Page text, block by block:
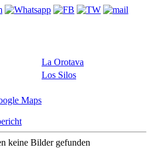
La Orotava
Los Silos
keine Bilder gefunden